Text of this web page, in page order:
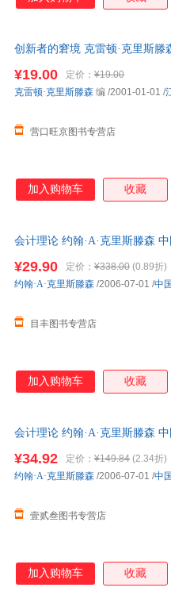
创新者的窘境 克雷顿·克里斯滕
¥19.00 定价： ¥19.00
营口旺京图书专营店
克雷顿·克里斯滕森 编 /2001-01-01 /
加入购物车 收藏
会计理论 约翰·A·克里斯滕森
¥29.90 定价： ¥338.00 (0.89折)
目丰图书专营店
约翰·A·克里斯滕森 /2006-07-01 /中
加入购物车 收藏
会计理论 约翰·A·克里斯滕森
¥34.92 定价： ¥149.84 (2.34折)
壹贰叁图书专营店
约翰·A·克里斯滕森 /2006-07-01 /中
加入购物车 收藏